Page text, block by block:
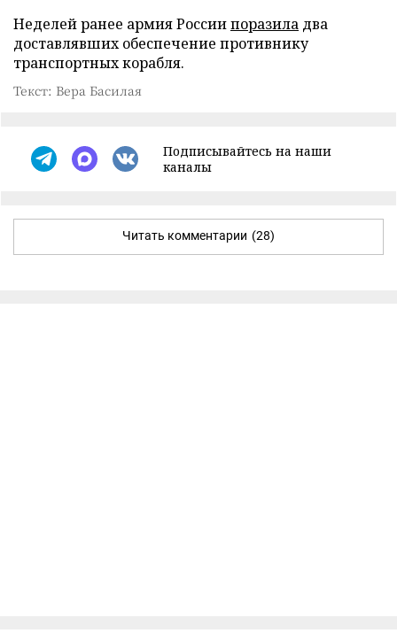
Неделей ранее армия Россиипоразила два
доставлявших обеспечение противнику
транспортных корабля.
Текст: Вера Басилая
Подписывайтесь на наши
каналы
Читать комментарии (28)